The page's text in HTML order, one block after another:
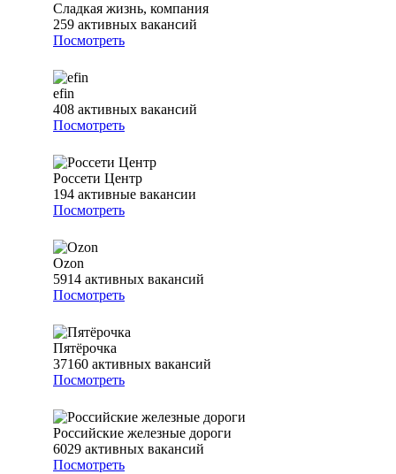
Сладкая жизнь, компания
259 активных вакансий
Посмотреть
efin
408 активных вакансий
Посмотреть
Россети Центр
194 активные вакансии
Посмотреть
Ozon
5914 активных вакансий
Посмотреть
Пятёрочка
37160 активных вакансий
Посмотреть
Российские железные дороги
6029 активных вакансий
Посмотреть